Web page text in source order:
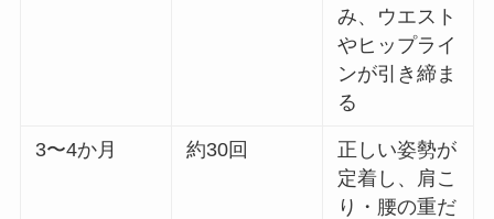
み、ウエスト
やヒップライ
ンが引き締ま
る
3〜4か月 約30回
正しい姿勢が
定着し、肩こ
り・腰の重だ